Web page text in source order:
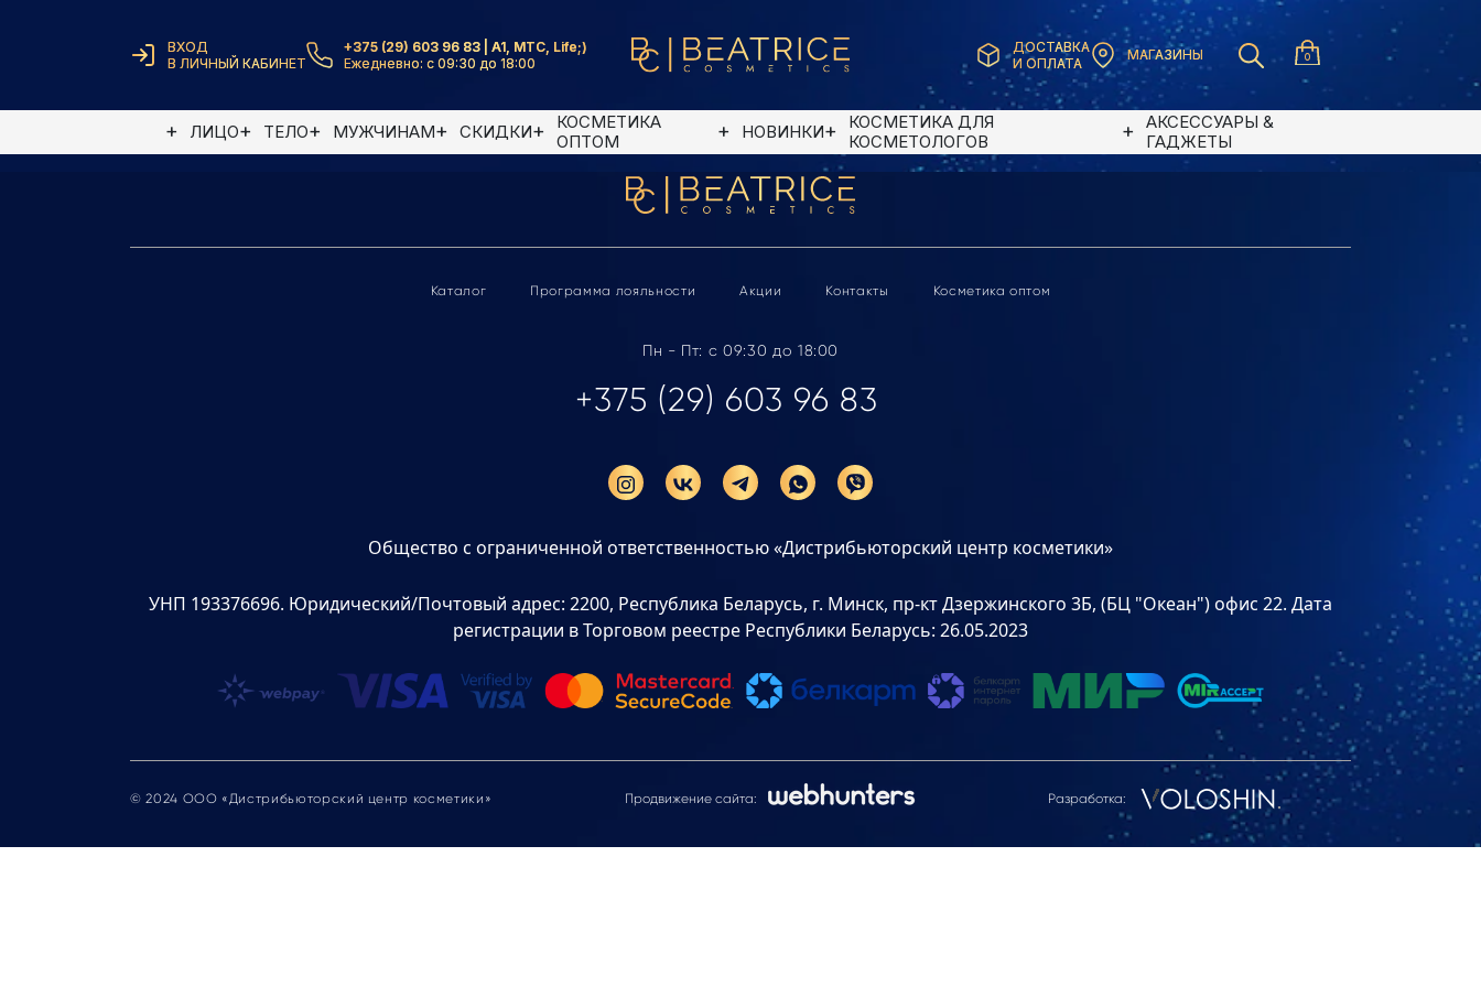
ВХОД
В ЛИЧНЫЙ КАБИНЕТ
+375 (29) 603 96 83 | A1, MTC, Life;)
Ежедневно: с 09:30 до 18:00
ДОСТАВКА
И ОПЛАТА
МАГАЗИНЫ 0
ЛИЦО ТЕЛО МУЖЧИНАМ СКИДКИ
КОСМЕТИКА
ОПТОМ
НОВИНКИ
КОСМЕТИКА ДЛЯ
КОСМЕТОЛОГОВ
АКСЕССУАРЫ &
ГАДЖЕТЫ
Элемент не найден
Каталог Программа лояльности Акции Контакты Косметика оптом
Пн - Пт: с 09:30 до 18:00
+375 (29) 603 96 83
Общество с ограниченной ответственностью «Дистрибьюторский центр косметики»
УНП 193376696. Юридический/Почтовый адрес: 2200, Республика Беларусь, г. Минск, пр-кт Дзержинского 3Б, (БЦ "Океан") офис 22. Дата
регистрации в Торговом реестре Республики Беларусь: 26.05.2023
© 2024 ООО «Дистрибьюторский центр косметики» Продвижение сайта: Разработка: